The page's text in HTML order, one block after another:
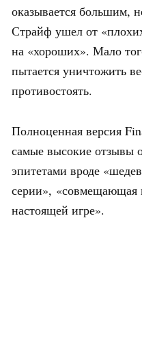
оказывается большим,
Страйф ушел от
на «хороших». Мало
пытается уничтожить
противостоять.
Полноценная версия
самые высокие отзывы
эпитетами вроде
серии», «совмещающая
настоящей игре».